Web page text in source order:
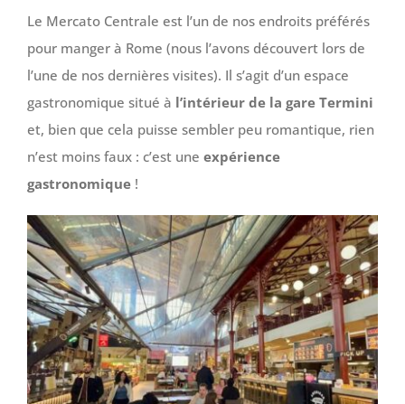
Le Mercato Centrale est l’un de nos endroits préférés
pour manger à Rome (nous l’avons découvert lors de
l’une de nos dernières visites). Il s’agit d’un espace
gastronomique situé à l’intérieur de la gare Termini
et, bien que cela puisse sembler peu romantique, rien
n’est moins faux : c’est une expérience
gastronomique!